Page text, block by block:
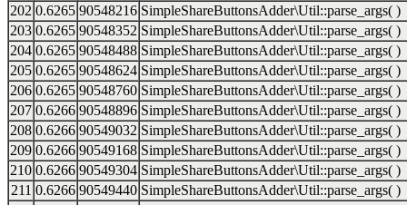
202 0.6265 90548216 SimpleShareButtonsAdder\Util::parse_args( )
203 0.6265 90548352 SimpleShareButtonsAdder\Util::parse_args( )
204 0.6265 90548488 SimpleShareButtonsAdder\Util::parse_args( )
205 0.6265 90548624 SimpleShareButtonsAdder\Util::parse_args( )
206 0.6265 90548760 SimpleShareButtonsAdder\Util::parse_args( )
207 0.6266 90548896 SimpleShareButtonsAdder\Util::parse_args( )
208 0.6266 90549032 SimpleShareButtonsAdder\Util::parse_args( )
209 0.6266 90549168 SimpleShareButtonsAdder\Util::parse_args( )
210 0.6266 90549304 SimpleShareButtonsAdder\Util::parse_args( )
211 0.6266 90549440 SimpleShareButtonsAdder\Util::parse_args( )